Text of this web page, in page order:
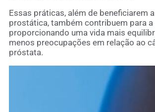
Essas práticas, além de beneficiarem
prostática, também contribuem para a
proporcionando uma vida mais
menos preocupações em relação ao
próstata.